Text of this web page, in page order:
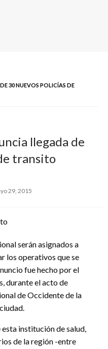
30 NUEVOS POLICÍAS DE
llegada de
transito
29, 2015
serán asignados a
los operativos que se
fue hecho por el
durante el acto de
de Occidente de la
institución de salud,
de la región -entre